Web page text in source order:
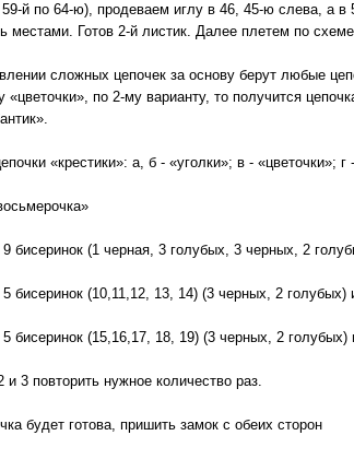
59-й по 64-ю), продеваем иглу в 46, 45-ю слева, а
местами. Готов 2-й листик. Далее плетем по
сложных цепочек за основу берут любые
«цветочки», по 2-му варианту, то получится
«крестики»: а, б - «уголки»; в - «цветочки»; г
бисеринок (1 черная, 3 голубых, 3 черных, 2
бисеринок (10,11,12, 13, 14) (3 черных, 2
бисеринок (15,16,17, 18, 19) (3 черных, 2
и 3 повторить нужное количество раз.
будет готова, пришить замок с обеих сторон